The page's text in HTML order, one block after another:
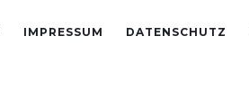
IMPRESSUM DATENSCHUTZ